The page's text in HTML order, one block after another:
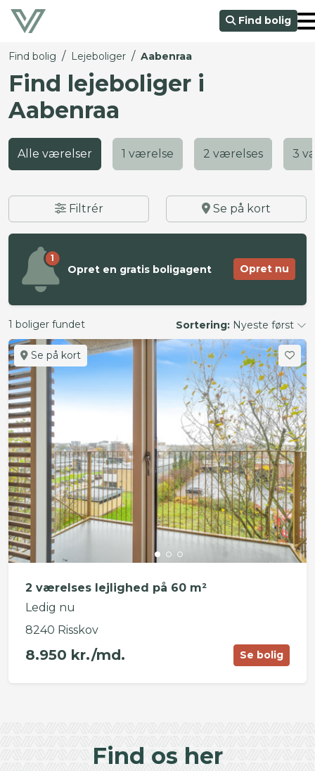
Find bolig
Find bolig / Lejeboliger / Aabenraa
Find lejeboliger i
Aabenraa
Alle værelser 1 værelse 2 værelses 3
Filtrér Se på kort
1
Opret en gratis boligagent Opret nu
1 boliger fundet Sortering: Nyeste først
Se på kort
2 værelses lejlighed på 60 m²
Ledig nu
8240 Risskov
8.950 kr./md. Se bolig
Find os her